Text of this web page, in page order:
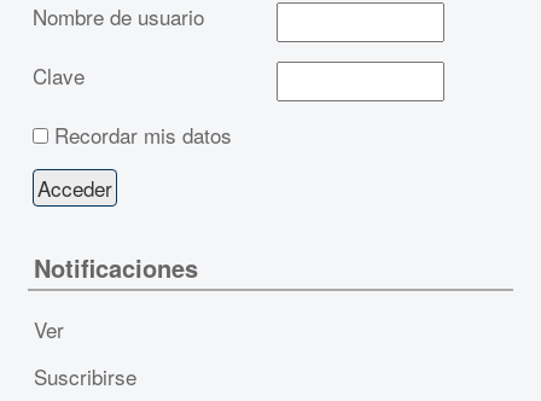
Nombre de usuario
Clave
Recordar mis datos
Notificaciones
Ver
Suscribirse